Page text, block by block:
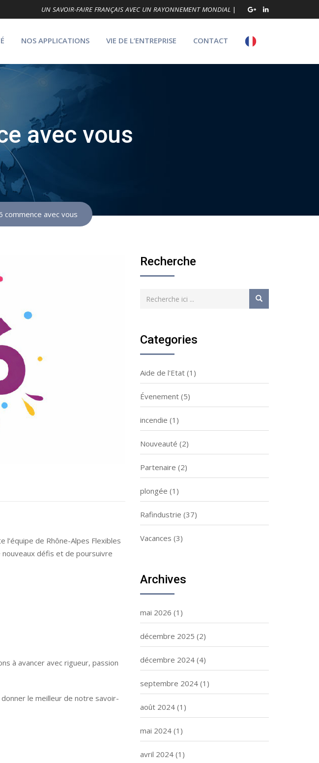
UN SAVOIR-FAIRE FRANÇAIS AVEC UN RAYONNEMENT MONDIAL |
NOS APPLICATIONS VIE DE L’ENTREPRISE CONTACT
avec vous
commence avec vous
l’équipe de Rhône-Alpes Flexibles
défis et de poursuivre
à avancer avec rigueur, passion
le meilleur de notre savoir-
Recherche
Categories
Aide de l'Etat(1)
Évenement(5)
incendie (1)
Nouveauté (2)
Partenaire (2)
plongée (1)
Rafindustrie (37)
Vacances (3)
Archives
mai 2026 (1)
décembre 2025 (2)
décembre 2024(4)
septembre 2024(1)
août 2024(1)
mai 2024(1)
avril 2024(1)